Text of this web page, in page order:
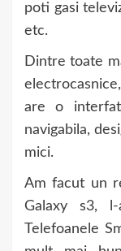
poti gasi
etc.
Dintre toate
are o
navigabila,
mici.
Am facut un
Galaxy s3,
Telefoanele